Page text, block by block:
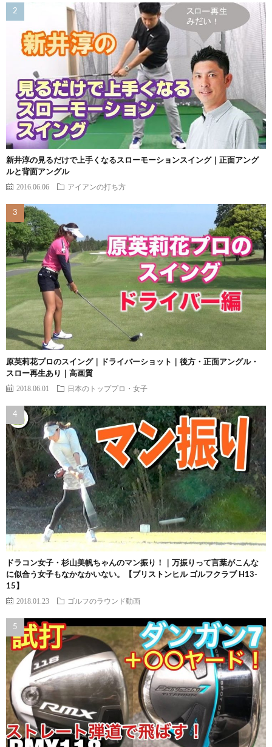
新井淳の見るだけで上手くなるスローモーションスイング｜正面アング
ルと背面アングル
2016.06.06 アイアンの打ち方
原英莉花プロのスイング｜ドライバーショット｜後方・正面アングル・
スロー再生あり｜高画質
2018.06.01 日本のトッププロ・女子
ドラコン女子・杉山美帆ちゃんのマン振り！｜万振りって言葉がこんな
に似合う女子もなかなかいない。【ブリストンヒル ゴルフクラブ H13-
15】
2018.01.23 ゴルフのラウンド動画